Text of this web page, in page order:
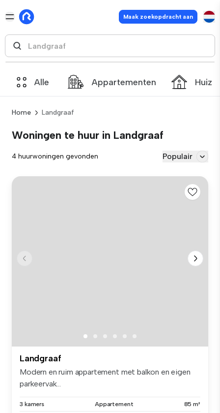
Maak zoekopdracht aan
Alle Appartementen
Home Landgraaf
Woningen te huur in Landgraaf
4 huurwoningen gevonden Populair
Landgraaf
Modern en ruim appartement met balkon en eigen
parkeervak...
3 kamers Appartement 85 m²